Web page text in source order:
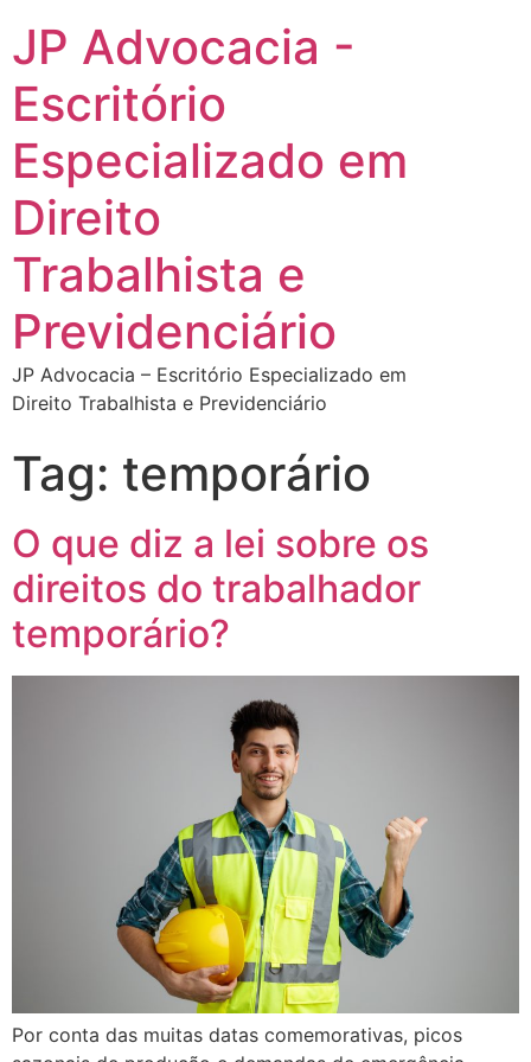
JP Advocacia -
Escritório
Especializado em
Direito
Trabalhista e
Previdenciário
JP Advocacia – Escritório Especializado em
Direito Trabalhista e Previdenciário
Tag: temporário
O que diz a lei sobre os
direitos do trabalhador
temporário?
Por conta das muitas datas comemorativas, picos